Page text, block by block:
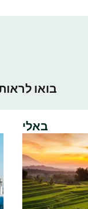
בואו
באלי